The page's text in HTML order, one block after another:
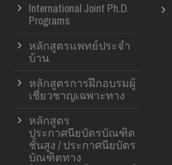
International Joint Ph.D.
Programs
หลักสูตรแพทย์ประจำ
บ้าน
หลักสูตรการฝึกอบรมผู้
เชี่ยวชาญเฉพาะทาง
หลักสูตร
ประกาศนียบัตรบัณฑิต
ชั้นสูง / ประกาศนียบัตร
บัณฑิตทาง